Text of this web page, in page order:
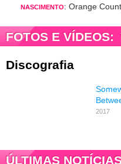
NASCIMENTO: Orange
FOTOS E VÍDEOS:
Discografia
2017
ÚLTIMAS